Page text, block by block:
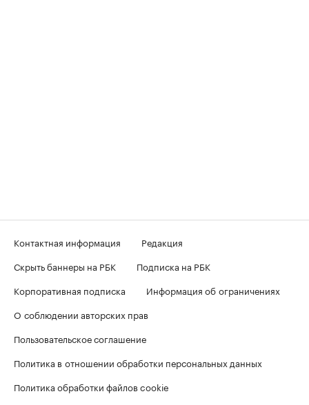
Контактная информация
Редакция
Скрыть баннеры на РБК
Подписка на РБК
Корпоративная подписка
Информация об ограничениях
О соблюдении авторских прав
Пользовательское соглашение
Политика в отношении обработки персональных данных
Политика обработки файлов cookie